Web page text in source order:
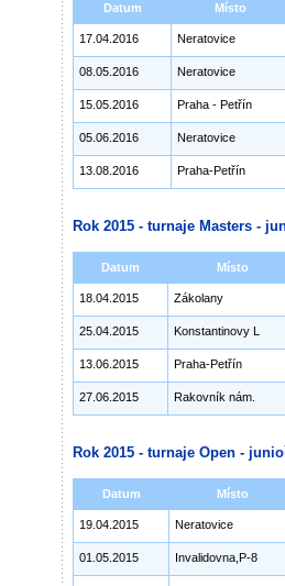
Datum Místo
17.04.2016 Neratovice
08.05.2016 Neratovice
15.05.2016 Praha - Petřín
05.06.2016 Neratovice
13.08.2016 Praha-Petřín
Rok 2015 - turnaje Masters -
Datum Místo
18.04.2015 Zákolany
25.04.2015 Konstantinovy L
13.06.2015 Praha-Petřín
27.06.2015 Rakovník nám.
Rok 2015 - turnaje Open -
Datum Místo
19.04.2015 Neratovice
01.05.2015 Invalidovna,P-8